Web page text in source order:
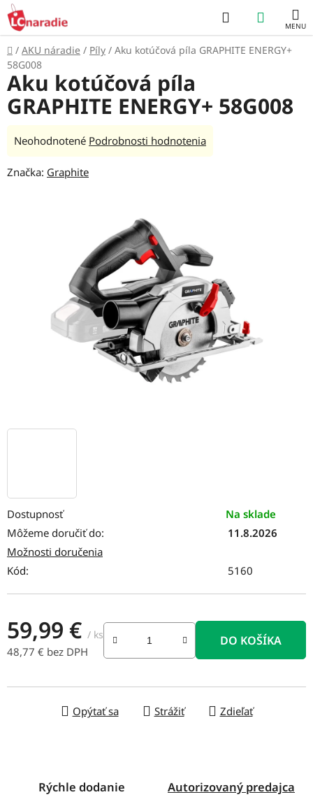
Prejsť
na
obsah
Hľadať
KOŠÍK
Domov
/ AKU náradie / Píly / Aku kotúčová píla GRAPHITE ENERGY+
58G008
Dostupnosť
Na sklade
Môžeme doručiť do:
11.8.2026
Možnosti doručenia
Kód:
5160
59,99 € / ks
48,77 € bez DPH
DO KOŠÍKA
Opýtať sa Strážiť Zdieľať
Aku kotúčová píla
GRAPHITE ENERGY+ 58G008
Priemerné
produktu
Neohodnotené Podrobnosti hodnotenia
Značka: Graphite
Rýchle dodanie Autorizovaný predajca